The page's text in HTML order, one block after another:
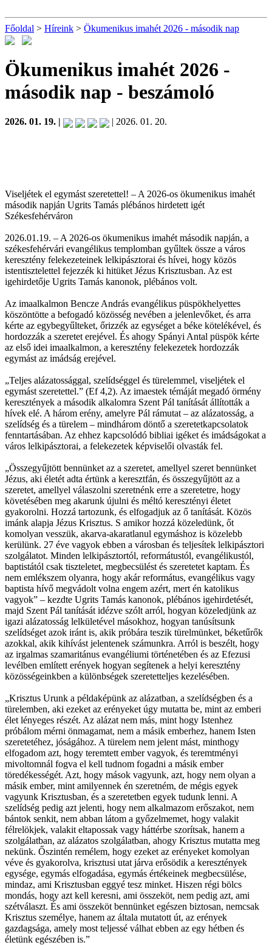
Főoldal > Híreink > Ökumenikus imahét 2026 - második nap
Ökumenikus imahét 2026 -
második nap - beszámoló
2026. 01. 19. | | 2026. 01. 20.
Viseljétek el egymást szeretettel! – A 2026-os ökumenikus imahét
második napján Ugrits Tamás plébános hirdetett igét
Székesfehérváron
2026.01.19. – A 2026-os ökumenikus imahét második napján, a
székesfehérvári evangélikus templomban gyűltek össze a város
keresztény felekezeteinek lelkipásztorai és hívei, hogy közös
istentisztelettel fejezzék ki hitüket Jézus Krisztusban. Az est
igehirdetője Ugrits Tamás kanonok, plébános volt.
Az imaalkalmon Bencze András evangélikus püspökhelyettes
köszöntötte a befogadó közösség nevében a jelenlevőket, és arra
kérte az egybegyűlteket, őrizzék az egységet a béke kötelékével, és
hordozzák a szeretet erejével. És ahogy Spányi Antal püspök kérte
az első idei imaalkalmon, a keresztény felekezetek hordozzák
egymást az imádság erejével.
„Teljes alázatossággal, szelídséggel és türelemmel, viseljétek el
egymást szeretettel.” (Ef 4,2). Az imaestek témáját megadó örmény
keresztények a második alkalomra Szent Pál tanítását állították a
hívek elé. A három erény, amelyre Pál rámutat – az alázatosság, a
szelídség és a türelem – mindhárom döntő a szeretetkapcsolatok
fenntartásában. Az ehhez kapcsolódó bibliai igéket és imádságokat a
város lelkipásztorai, a felekezetek képviselői olvasták fel.
„Összegyűjtött bennünket az a szeretet, amellyel szeret bennünket
Jézus, aki életét adta értünk a keresztfán, és összegyűjtött az a
szeretet, amellyel válaszolni szeretnénk erre a szeretetre, hogy
követésében meg akarunk újulni és méltó keresztényi életet
gyakorolni. Hozzá tartozunk, és elfogadjuk az ő tanítását. Közös
imánk alapja Jézus Krisztus. S amikor hozzá közeledünk, őt
komolyan vesszük, akarva-akaratlanul egymáshoz is közelebb
kerülünk. 27 éve vagyok ebben a városban és teljesítek lelkipásztori
szolgálatot. Minden lelkipásztortól, reformátustól, evangélikustól,
baptistától csak tiszteletet, megbecsülést és szeretetet kaptam. És
nem emlékszem olyanra, hogy akár református, evangélikus vagy
baptista hívő megvádolt volna engem azért, mert én katolikus
vagyok” – kezdte Ugrits Tamás kanonok, plébános igehirdetését,
majd Szent Pál tanítását idézve szólt arról, hogyan közeledjünk az
igazi alázatosság lelkületével másokhoz, hogyan tanúsítsunk
szelídséget azok iránt is, akik próbára teszik türelmünket, béketűrők
azokkal, akik kihívást jelentenek számunkra. Arról is beszélt, hogy
az irgalmas szamaritánus evangéliumi történetében és az Efezusi
levélben említett erények hogyan segítenek a helyi keresztény
közösségeinkben a különbségek szeretetteljes kezelésében.
„Krisztus Urunk a példaképünk az alázatban, a szelídségben és a
türelemben, aki ezeket az erényeket úgy mutatta be, mint az emberi
élet lényeges részét. Az alázat nem más, mint hogy Istenhez
próbálom mérni önmagamat, nem a másik emberhez, hanem Isten
szeretetéhez, jóságához. A türelem nem jelent mást, minthogy
elfogadom azt, hogy teremtett ember vagyok, és teremtményi
mivoltomnál fogva el kell tudnom fogadni a másik ember
töredékességét. Azt, hogy mások vagyunk, azt, hogy nem olyan a
másik ember, mint amilyennek én szeretném, de mégis egyek
vagyunk Krisztusban, és a szeretetben egyek tudunk lenni. A
szelídség pedig azt jelenti, hogy nem alkalmazom erőszakot, nem
bántok senkit, nem abban látom a győzelmemet, hogy valakit
félrelökjek, valakit eltapossak vagy háttérbe szorítsak, hanem a
szolgálatban, az alázatos szolgálatban, ahogy Krisztus mutatta meg
nekünk. Őszintén remélem, hogy ezeket az erényeket komolyan
véve és gyakorolva, krisztusi utat járva erősödik a keresztények
egysége, egymás elfogadása, egymás értékeinek megbecsülése,
mindaz, ami Krisztusban eggyé tesz minket. Hiszen régi bölcs
mondás, hogy azt kell keresni, ami összeköt, nem pedig azt, ami
szétválaszt. És ami összeköt bennünket egészen biztosan, nemcsak
Krisztus személye, hanem az általa mutatott út, az erények
gazdagsága, amely most teljessé válhat ebben az egy hétben és
életünk egészében is.”